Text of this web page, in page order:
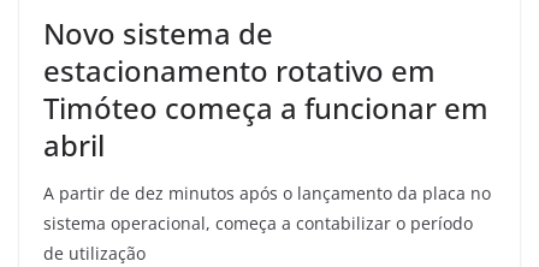
Novo sistema de
estacionamento rotativo em
Timóteo começa a funcionar em
abril
A partir de dez minutos após o lançamento da placa no
sistema operacional, começa a contabilizar o período
de utilização